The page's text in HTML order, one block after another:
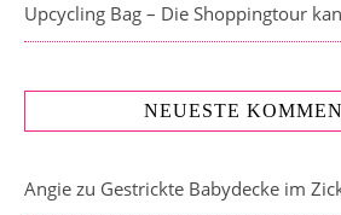
Upcycling Bag – Die Shoppingtour
NEUESTE
Angie zu Gestrickte Babydecke im